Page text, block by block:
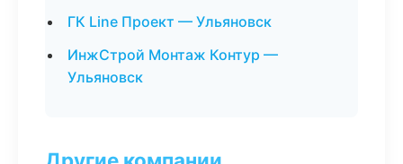
ГК Line Проект — Ульяновск
ИнжСтрой Монтаж Контур —
Ульяновск